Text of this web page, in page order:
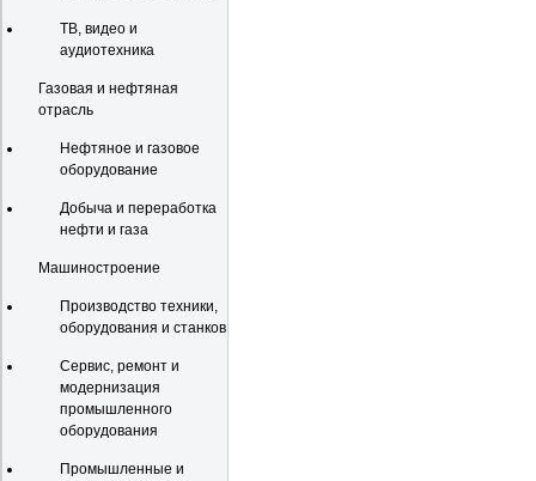
ТВ, видео и
аудиотехника
Газовая и нефтяная
отрасль
Нефтяное и газовое
оборудование
Добыча и переработка
нефти и газа
Машиностроение
Производство техники,
оборудования и станков
Сервис, ремонт и
модернизация
промышленного
оборудования
Промышленные и